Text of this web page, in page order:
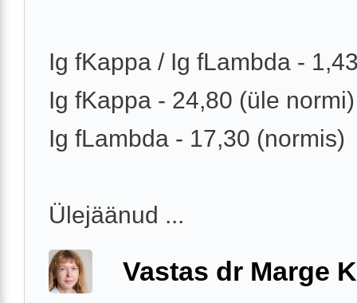
Ig fKappa / Ig fLambda -
Ig fKappa - 24,80 (üle normi)
Ig fLambda - 17,30 (normis)
Ülejäänud ...
Vastas dr Marge